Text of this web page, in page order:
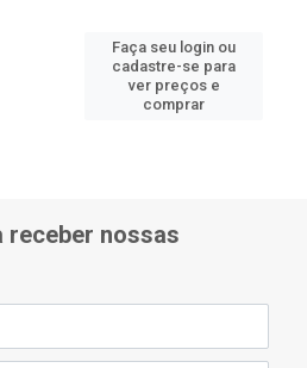
Faça seu login ou
cadastre-se para
ver preços e
comprar
receber nossas